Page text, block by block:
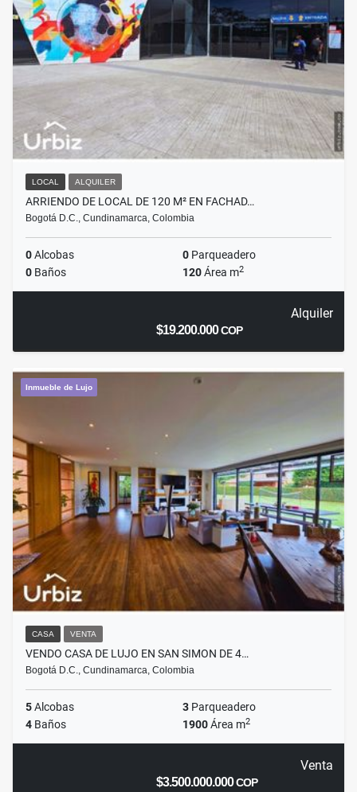
LOCAL ALQUILER
ARRIENDO DE LOCAL DE 120 M² EN FACHAD…
Bogotá D.C., Cundinamarca, Colombia
0Alcobas 0 Parqueadero
0 Baños 120Área m2
Alquiler
$19.200.000COP
Inmueble de Lujo
CASA VENTA
VENDO CASA DE LUJO EN SAN SIMON DE 4…
Bogotá D.C., Cundinamarca, Colombia
5Alcobas 3 Parqueadero
4 Baños 1900Área m2
Venta
$3.500.000.000COP